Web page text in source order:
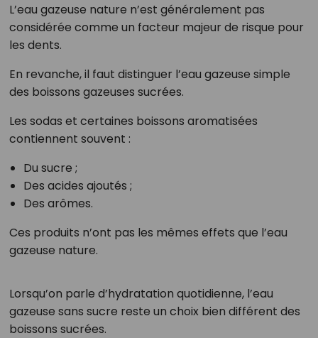
L’eau gazeuse nature n’est généralement pas
considérée comme un facteur majeur de risque pour
les dents.
En revanche, il faut distinguer l’eau gazeuse simple
des boissons gazeuses sucrées.
Les sodas et certaines boissons aromatisées
contiennent souvent :
Du sucre ;
Des acides ajoutés ;
Des arômes.
Ces produits n’ont pas les mêmes effets que l’eau
gazeuse nature.
Lorsqu’on parle d’hydratation quotidienne, l’eau
gazeuse sans sucre reste un choix bien différent des
boissons sucrées.